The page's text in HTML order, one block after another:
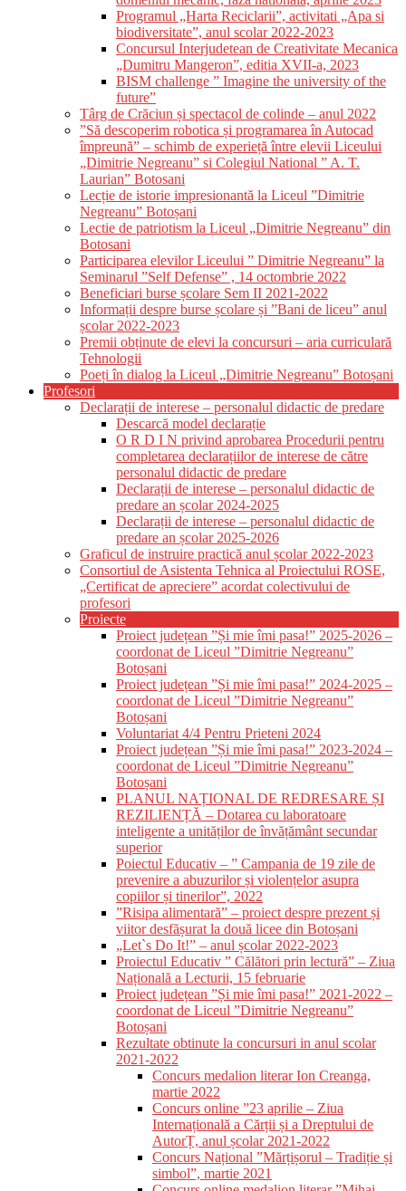
Programul „Harta Reciclarii”, activitati „Apa si
biodiversitate”, anul scolar 2022-2023
Concursul Interjudetean de Creativitate Mecanica
„Dumitru Mangeron”, editia XVII-a, 2023
BISM challenge ” Imagine the university of the
future”
Târg de Crăciun și spectacol de colinde – anul 2022
”Să descoperim robotica și programarea în Autocad
împreună” – schimb de experieță între elevii Liceului
„Dimitrie Negreanu” si Colegiul National ” A. T.
Laurian” Botosani
Lecție de istorie impresionantă la Liceul ”Dimitrie
Negreanu” Botoșani
Lectie de patriotism la Liceul „Dimitrie Negreanu” din
Botosani
Participarea elevilor Liceului ” Dimitrie Negreanu” la
Seminarul ”Self Defense” , 14 octombrie 2022
Beneficiari burse școlare Sem II 2021-2022
Informații despre burse școlare și ”Bani de liceu” anul
școlar 2022-2023
Premii obținute de elevi la concursuri – aria curriculară
Tehnologii
Poeți în dialog la Liceul „Dimitrie Negreanu” Botoșani
Profesori
Declarații de interese – personalul didactic de predare
Descarcă model declarație
O R D I N privind aprobarea Procedurii pentru
completarea declarațiilor de interese de către
personalul didactic de predare
Declarații de interese – personalul didactic de
predare an școlar 2024-2025
Declarații de interese – personalul didactic de
predare an școlar 2025-2026
Graficul de instruire practică anul școlar 2022-2023
Consortiul de Asistenta Tehnica al Proiectului ROSE,
„Certificat de apreciere” acordat colectivului de
profesori
Proiecte
Proiect județean ”Și mie îmi pasa!” 2025-2026 –
coordonat de Liceul ”Dimitrie Negreanu”
Botoșani
Proiect județean ”Și mie îmi pasa!” 2024-2025 –
coordonat de Liceul ”Dimitrie Negreanu”
Botoșani
Voluntariat 4/4 Pentru Prieteni 2024
Proiect județean ”Și mie îmi pasa!” 2023-2024 –
coordonat de Liceul ”Dimitrie Negreanu”
Botoșani
PLANUL NAȚIONAL DE REDRESARE ȘI
REZILIENȚĂ – Dotarea cu laboratoare
inteligente a unităților de învățământ secundar
superior
Poiectul Educativ – ” Campania de 19 zile de
prevenire a abuzurilor și violențelor asupra
copiilor și tinerilor”, 2022
”Risipa alimentară” – proiect despre prezent și
viitor desfășurat la două licee din Botoșani
„Let`s Do It!” – anul școlar 2022-2023
Proiectul Educativ ” Călători prin lectură” – Ziua
Națională a Lecturii, 15 februarie
Proiect județean ”Și mie îmi pasa!” 2021-2022 –
coordonat de Liceul ”Dimitrie Negreanu”
Botoșani
Rezultate obtinute la concursuri in anul scolar
2021-2022
Concurs medalion literar Ion Creanga,
martie 2022
Concurs online ”23 aprilie – Ziua
Internațională a Cărții și a Dreptului de
AutorȚ, anul școlar 2021-2022
Concurs Național ”Mărțișorul – Tradiție și
simbol”, martie 2021